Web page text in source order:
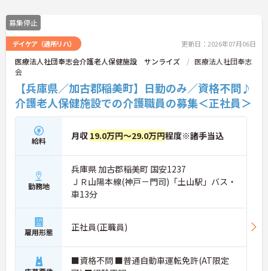
募集停止
デイケア（通所リハ） 更新日：2026年07月06日
医療法人社団奉志会介護老人保健施設 サンライズ
医療法人社団奉志
会
【兵庫県／加古郡稲美町】日勤のみ／資格不問♪
介護老人保健施設での介護職員の募集＜正社員＞
給料 月収 19.0万円～29.0万円程度※諸手当込
勤務地
兵庫県 加古郡稲美町 国安1237
ＪＲ山陽本線(神戸－門司)「土山駅」バス・
車13分
雇用形態 正社員(正職員)
■資格不問 ■普通自動車運転免許(AT限定